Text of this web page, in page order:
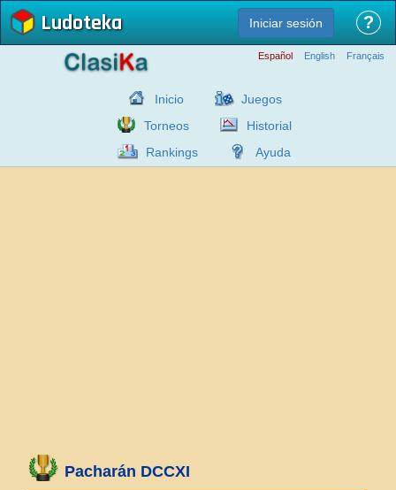
Ludoteka Iniciar sesión ?
Español English Français
Inicio
Juegos
Torneos
Historial
Rankings
Ayuda
Pacharán DCCXI